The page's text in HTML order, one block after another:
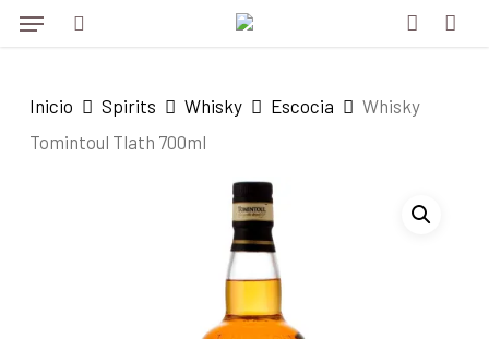
Skip
content
Menu
Inicio Spirits Whisky Escocia
Whisky
Tomintoul Tlath 700ml